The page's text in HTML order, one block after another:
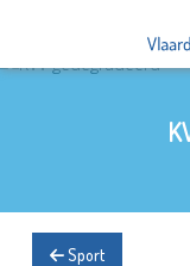
Sport